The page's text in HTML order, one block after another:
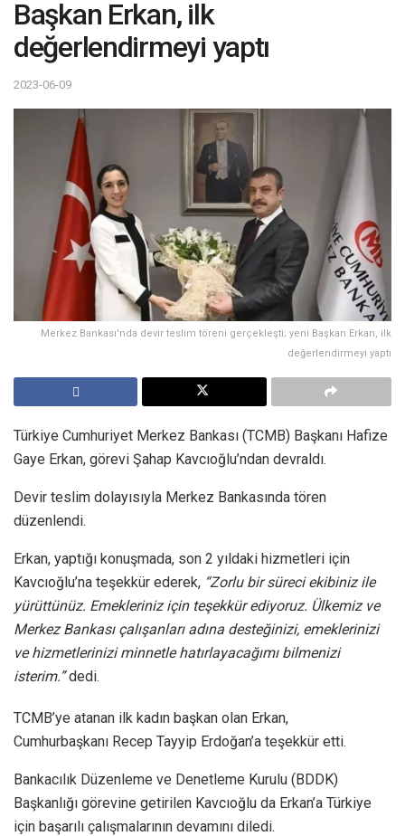
Başkan Erkan, ilk
değerlendirmeyi yaptı
2023-06-09
Merkez Bankası'nda devir teslim töreni gerçekleşti; yeni Başkan Erkan, ilk
değerlendirmeyi yaptı
Türkiye Cumhuriyet Merkez Bankası (TCMB) Başkanı Hafize
Gaye Erkan, görevi Şahap Kavcıoğlu’ndan devraldı.
Devir teslim dolayısıyla Merkez Bankasında tören
düzenlendi.
Erkan, yaptığı konuşmada, son 2 yıldaki hizmetleri için
Kavcıoğlu’na teşekkür ederek, “Zorlu bir süreci ekibiniz ile
yürüttünüz. Emekleriniz için teşekkür ediyoruz. Ülkemiz ve
Merkez Bankası çalışanları adına desteğinizi, emeklerinizi
ve hizmetlerinizi minnetle hatırlayacağımı bilmenizi
isterim.”dedi.
TCMB’ye atanan ilk kadın başkan olan Erkan,
Cumhurbaşkanı Recep Tayyip Erdoğan’a teşekkür etti.
Bankacılık Düzenleme ve Denetleme Kurulu (BDDK)
Başkanlığı görevine getirilen Kavcıoğlu da Erkan’a Türkiye
için başarılı çalışmalarının devamını diledi.